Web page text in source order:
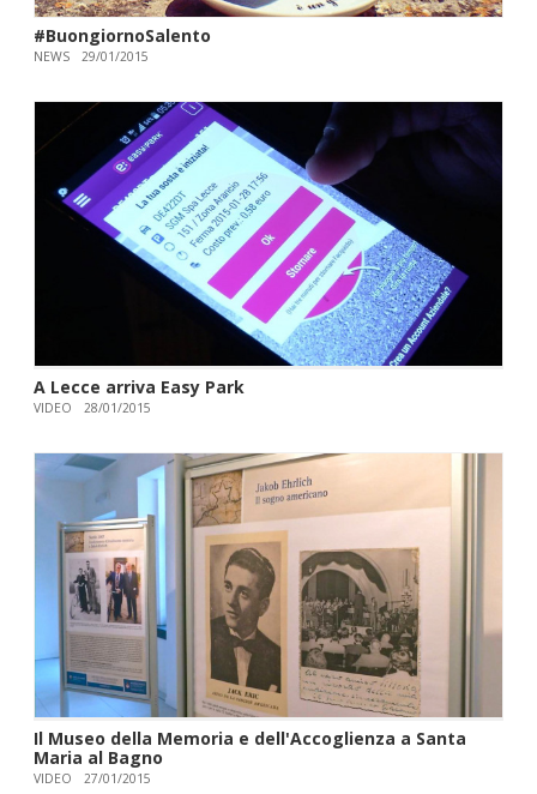
#BuongiornoSalento
NEWS 29/01/2015
A Lecce arriva Easy Park
VIDEO 28/01/2015
Il Museo della Memoria e dell'Accoglienza a Santa
Maria al Bagno
VIDEO 27/01/2015